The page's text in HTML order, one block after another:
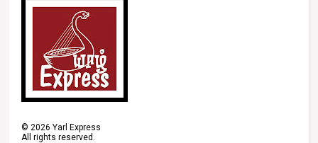
©2026 Yarl Express
All rights reserved.